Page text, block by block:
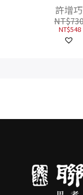
祕甲蟲+水鳥
共2書）
許增巧
NT$
NT$548